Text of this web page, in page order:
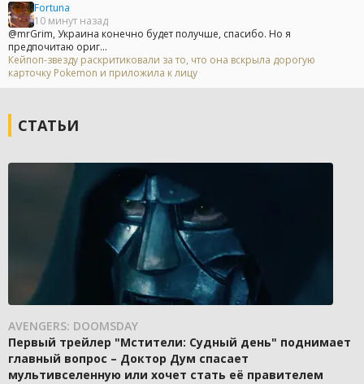
Fortuna
10 минут назад
@mrGrim, Украина конечно будет получше, спасибо. Но я
предпочитаю ориг...
Кейпоп-звезду раскритиковали за то, что она вскрыла дорогую
карточку Pokemon и приложила к лицу
СТАТЬИ
AVENGERS: DOOMSDAY
Первый трейлер "Мстители: Судный день" поднимает
главный вопрос – Доктор Дум спасает
мультивселенную или хочет стать её правителем